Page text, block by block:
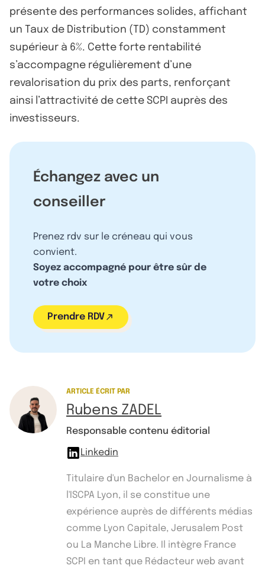
présente des performances solides, affichant
un Taux de Distribution (TD) constamment
supérieur à 6%. Cette forte rentabilité
s’accompagne régulièrement d’une
revalorisation du prix des parts, renforçant
ainsi l’attractivité de cette SCPI auprès des
investisseurs.
Échangez avec un
conseiller
Prenez rdv sur le créneau qui vous
convient.
Soyez accompagné pour être sûr de
votre choix
Prendre RDV
ARTICLE ÉCRIT PAR
Rubens ZADEL
Responsable contenu éditorial
Linkedin
Titulaire d'un Bachelor en Journalisme à
l'ISCPA Lyon, il se constitue une
expérience auprès de différents médias
comme Lyon Capitale, Jerusalem Post
ou La Manche Libre. Il intègre France
SCPI en tant que Rédacteur web avant